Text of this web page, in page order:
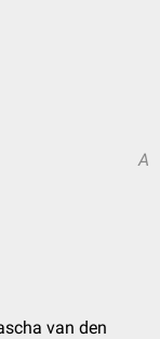
A
van den